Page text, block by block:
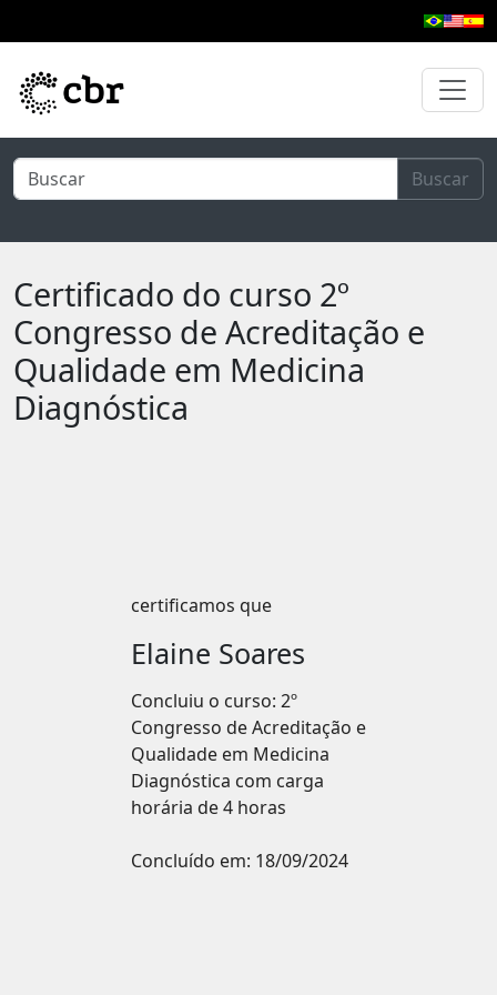
Buscar
Certificado do curso 2º
Congresso de Acreditação e
Qualidade em Medicina
Diagnóstica
certificamos que
Elaine Soares
Concluiu o curso: 2º
Congresso de Acreditação e
Qualidade em Medicina
Diagnóstica com carga
horária de 4 horas
Concluído em: 18/09/2024